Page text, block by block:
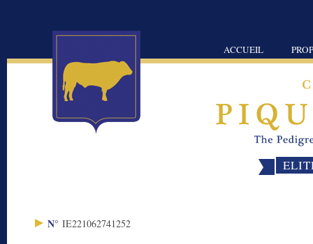
ACCUEIL
N° IE221062741252